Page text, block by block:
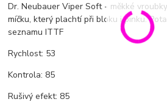
Dr. Neubauer Viper Soft - měkké
míčku, který plachtí při bloku i pinku.
seznamu ITTF
Rychlost: 53
Kontrola: 85
Rušivý efekt: 85